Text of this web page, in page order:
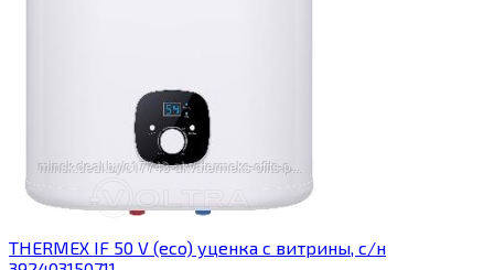
THERMEX IF 50 V (eco) уценка c витрины, с/н